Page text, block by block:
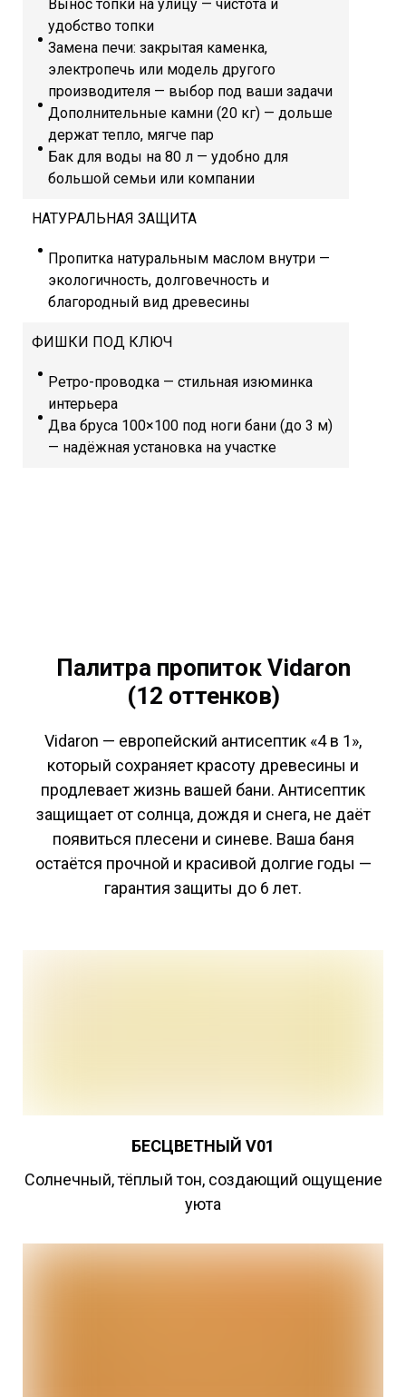
Вынос топки на улицу — чистота и
удобство топки
Замена печи: закрытая каменка,
электропечь или модель другого
производителя — выбор под ваши задачи
Дополнительные камни (20 кг) — дольше
держат тепло, мягче пар
Бак для воды на 80 л — удобно для
большой семьи или компании
НАТУРАЛЬНАЯ ЗАЩИТА
Пропитка натуральным маслом внутри —
экологичность, долговечность и
благородный вид древесины
ФИШКИ ПОД КЛЮЧ
Ретро-проводка — стильная изюминка
интерьера
Два бруса 100×100 под ноги бани (до 3 м)
— надёжная установка на участке
Палитра пропиток Vidaron
(12 оттенков)
Vidaron — европейский антисептик «4 в 1»,
который сохраняет красоту древесины и
продлевает жизнь вашей бани. Антисептик
защищает от солнца, дождя и снега, не даёт
появиться плесени и синеве. Ваша баня
остаётся прочной и красивой долгие годы —
гарантия защиты до 6 лет.
БЕСЦВЕТНЫЙ V01
Cолнечный, тёплый тон, создающий ощущение
уюта